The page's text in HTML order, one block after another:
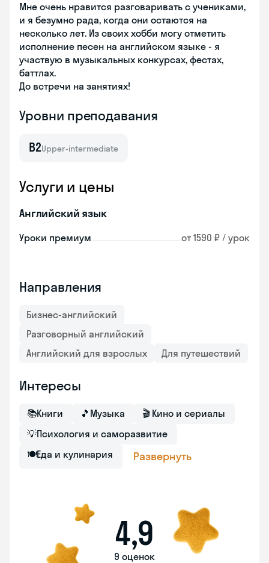
Мне очень нравится разговаривать с учениками,
и я безумно рада, когда они остаются на
несколько лет. Из своих хобби могу отметить
исполнение песен на английском языке - я
участвую в музыкальных конкурсах, фестах,
баттлах.
До встречи на занятиях!
Уровни преподавания
B2Upper-intermediate
Услуги и цены
Английский язык
Уроки премиум от 1590 ₽ / урок
Направления
Бизнес-английский
Разговорный английский
Английский для взрослых
Для путешествий
Интересы
📚Книги 🎵 Музыка 🎬 Кино и сериалы
💡Психология и саморазвитие
🍽Еда и кулинария Развернуть
4,9
9 оценок